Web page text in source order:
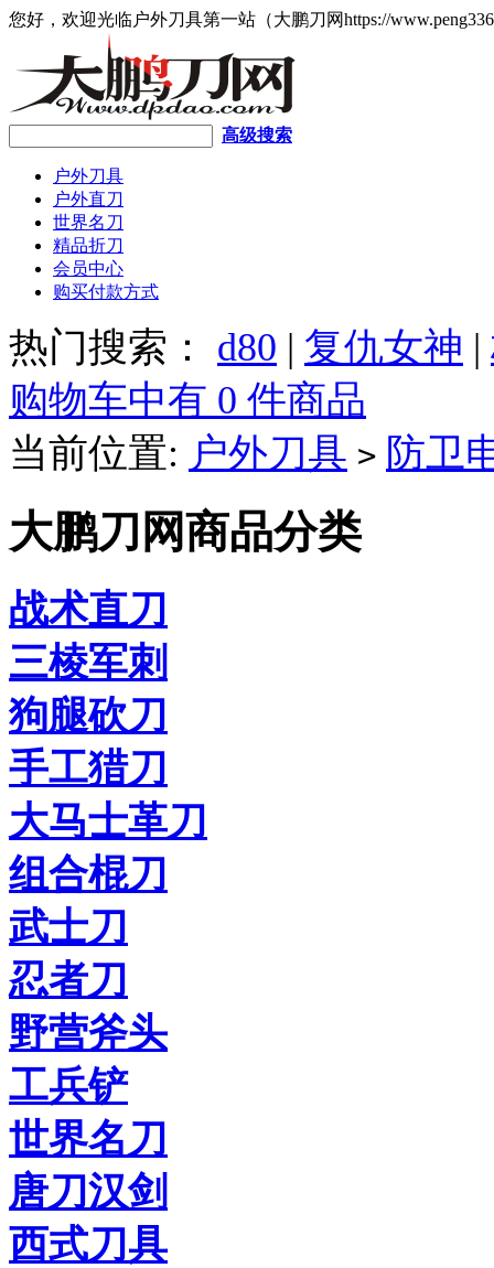
您好，欢迎光临户外刀具第一站（大鹏刀网https://
高级搜索
户外刀具
户外直刀
世界名刀
精品折刀
会员中心
购买付款方式
热门搜索： d80 | 复仇女神 |
购物车中有 0 件商品
当前位置: 户外刀具 > 防卫
大鹏刀网商品分类
战术直刀
三棱军刺
狗腿砍刀
手工猎刀
大马士革刀
组合棍刀
武士刀
忍者刀
野营斧头
工兵铲
世界名刀
唐刀汉剑
西式刀具